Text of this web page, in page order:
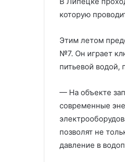
которую
Этим летом
№7. Он играет
питьевой
— На объекте
современные
позволят не
давление в